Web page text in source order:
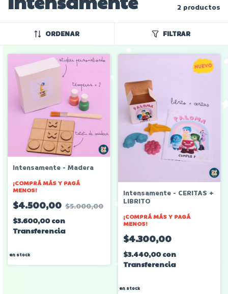
2 productos
ORDENAR FILTRAR
Intensamente - Madera
¡COMPRÁ MÁS Y PAGÁ
MENOS!
$4.500,00 $5.000,00
$3.600,00con
Transferencia
en stock
Intensamente - CERITAS +
LIBRITO
¡COMPRÁ MÁS Y PAGÁ
MENOS!
$4.300,00
$3.440,00con
Transferencia
en stock